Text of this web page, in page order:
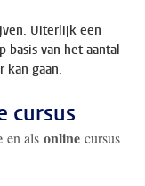
Uiterlijk een
basis van het aantal
kan gaan.
cursus
en als online cursus